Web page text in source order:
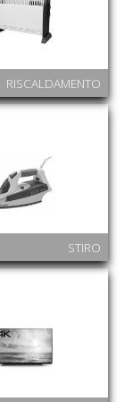
RISCALDAMENTO
STIRO